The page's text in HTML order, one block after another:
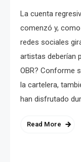
La cuenta
comenzó y,
redes sociales
artistas deberían
OBR? Conforme
la cartelera,
han disfrutado
Read More